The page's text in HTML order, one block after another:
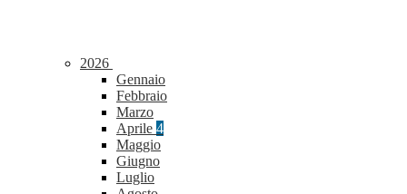
2026
Gennaio
Febbraio
Marzo
Aprile 4
Maggio
Giugno
Luglio